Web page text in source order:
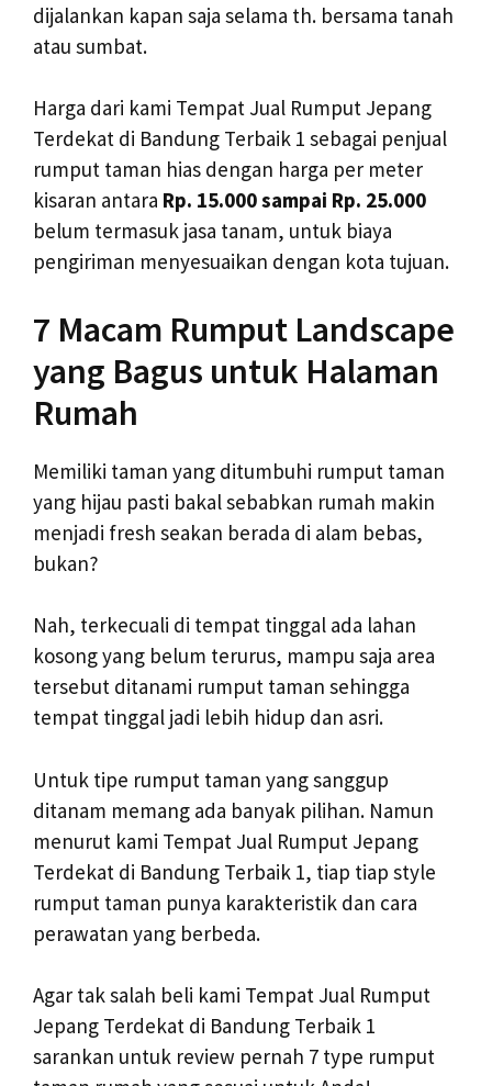
dijalankan kapan saja selama th. bersama tanah
atau sumbat.
Harga dari kami Tempat Jual Rumput Jepang
Terdekat di Bandung Terbaik 1 sebagai penjual
rumput taman hias dengan harga per meter
kisaran antara Rp. 15.000 sampai Rp. 25.000
belum termasuk jasa tanam, untuk biaya
pengiriman menyesuaikan dengan kota tujuan.
7 Macam Rumput Landscape
yang Bagus untuk Halaman
Rumah
Memiliki taman yang ditumbuhi rumput taman
yang hijau pasti bakal sebabkan rumah makin
menjadi fresh seakan berada di alam bebas,
bukan?
Nah, terkecuali di tempat tinggal ada lahan
kosong yang belum terurus, mampu saja area
tersebut ditanami rumput taman sehingga
tempat tinggal jadi lebih hidup dan asri.
Untuk tipe rumput taman yang sanggup
ditanam memang ada banyak pilihan. Namun
menurut kami Tempat Jual Rumput Jepang
Terdekat di Bandung Terbaik 1, tiap tiap style
rumput taman punya karakteristik dan cara
perawatan yang berbeda.
Agar tak salah beli kami Tempat Jual Rumput
Jepang Terdekat di Bandung Terbaik 1
sarankan untuk review pernah 7 type rumput